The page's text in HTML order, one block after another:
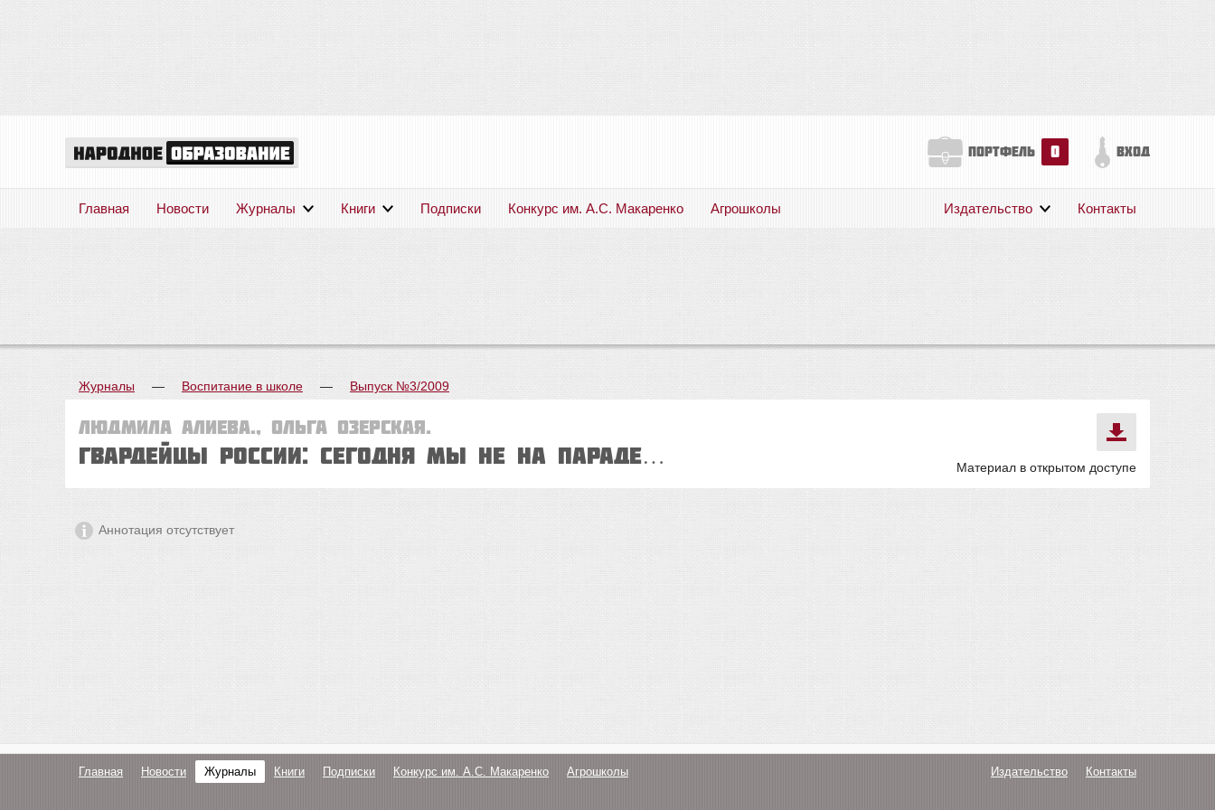
портфель 0 вход
Главная Новости Журналы Книги Подписки Конкурс им. А.С. Макаренко Агрошколы Издательство Контакты
Журналы — Воспитание в школе — Выпуск №3/2009
Людмила Алиева., Ольга Озерская.
ГВАРДЕЙЦЫ РОССИИ: сегодня мы не на параде… Материал в открытом доступе
Аннотация отсутствует
Главная Новости Журналы Книги Подписки Конкурс им. А.С. Макаренко Агрошколы Издательство Контакты